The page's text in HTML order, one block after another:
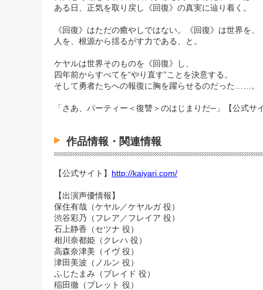
ある日、正気を取り戻し《回復》の真実に辿り着く。
《回復》はただの癒やしではない。《回復》は世界を、
人を、根源から揺るがす力である、と。
ケヤルは世界そのものを《回復》し、
四年前からすべてを“やり直す”ことを決意する。
そして勇者たちへの報復に胸を躍らせるのだった……。
「さあ、パーティー＜復讐＞のはじまりだ─」【公式サ
作品情報・関連情報
【公式サイト】 http://kaiyari.com/
【出演声優情報】
保住有哉（ケヤル／ケヤルガ 役）
渋谷彩乃（フレア／フレイア 役）
石上静香（セツナ 役）
相川奈都姫（クレハ 役）
高森奈津美（イヴ 役）
津田美波（ノルン 役）
ふじたまみ（ブレイド 役）
稲田徹（ブレット 役）